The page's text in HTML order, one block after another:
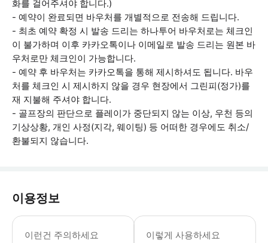
화를 걸어주셔야 합니다.)
- 예약이 완료되면 바우처를 개별적으로 전송해 드립니다.
- 최초 예약 확정 시 발송 드리는 하나투어 바우처로는 체크인
이 불가하며 이후 카카오톡이나 이메일로 발송 드리는 원본 바
우처로만 체크인이 가능합니다.
- 예약 후 바우처는 카카오톡을 통해 제시하셔도 됩니다. 바우
처를 체크인 시 제시하지 않을 경우 현장에서 그린피(정가)를
재 지불해 주셔야 합니다.
- 골프장의 판단으로 플레이가 중단되지 않는 이상, 우천 등의
기상상황, 개인 사정(지각, 웨이팅) 등 어떠한 경우에도 취소/
환불되지 않습니다.
이용정보
이런건 주의하세요
[이용안내 및 복장규정] - 라운드티,
이렇게 사용하세요